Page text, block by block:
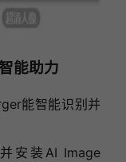
能助力
能智能识别并
安装AI Image